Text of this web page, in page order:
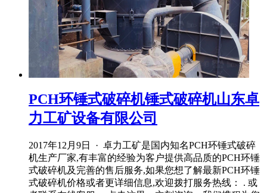
PCH环锤式破碎机锤式破碎机山东卓
力工矿设备有限公司
2017年12月9日 · 卓力工矿是国内知名PCH环锤式破碎
机生产厂家,有丰富的经验为客户提供高品质的PCH环锤
式破碎机及完善的售后服务,如果您想了解最新PCH环锤
式破碎机价格或者更详细信息,欢迎拨打服务热线： . 或